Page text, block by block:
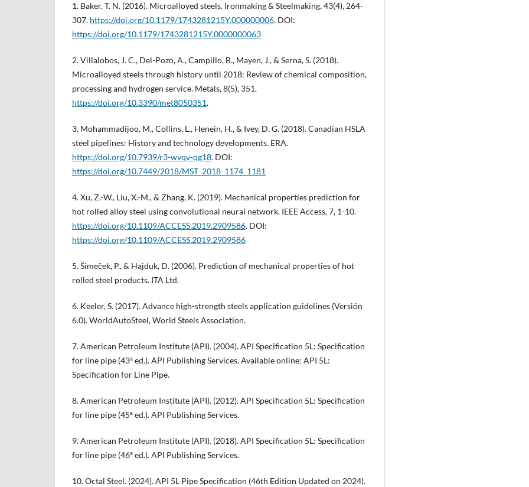
1. Baker, T. N. (2016). Microalloyed steels. Ironmaking & Steelmaking, 43(4), 264-
307. https://doi.org/10.1179/1743281215Y.000000006. DOI:
https://doi.org/10.1179/1743281215Y.0000000063
2. Villalobos, J. C., Del-Pozo, A., Campillo, B., Mayen, J., & Serna, S. (2018).
Microalloyed steels through history until 2018: Review of chemical composition,
processing and hydrogen service. Metals, 8(5), 351.
https://doi.org/10.3390/met8050351.
3. Mohammadijoo, M., Collins, L., Henein, H., & Ivey, D. G. (2018). Canadian HSLA
steel pipelines: History and technology developments. ERA.
https://doi.org/10.7939/r3-wvqv-qg18. DOI:
https://doi.org/10.7449/2018/MST_2018_1174_1181
4. Xu, Z.-W., Liu, X.-M., & Zhang, K. (2019). Mechanical properties prediction for
hot rolled alloy steel using convolutional neural network. IEEE Access, 7, 1-10.
https://doi.org/10.1109/ACCESS.2019.2909586. DOI:
https://doi.org/10.1109/ACCESS.2019.2909586
5. Šimeček, P., & Hajduk, D. (2006). Prediction of mechanical properties of hot
rolled steel products. ITA Ltd.
6. Keeler, S. (2017). Advance high-strength steels application guidelines (Versión
6.0). WorldAutoSteel, World Steels Association.
7. American Petroleum Institute (API). (2004). API Specification 5L: Specification
for line pipe (43ª ed.). API Publishing Services. Available online: API 5L:
Specification for Line Pipe.
8. American Petroleum Institute (API). (2012). API Specification 5L: Specification
for line pipe (45ª ed.). API Publishing Services.
9. American Petroleum Institute (API). (2018). API Specification 5L: Specification
for line pipe (46ª ed.). API Publishing Services.
10. Octal Steel. (2024). API 5L Pipe Specification (46th Edition Updated on 2024).